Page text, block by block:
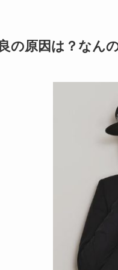
の原因は？なん